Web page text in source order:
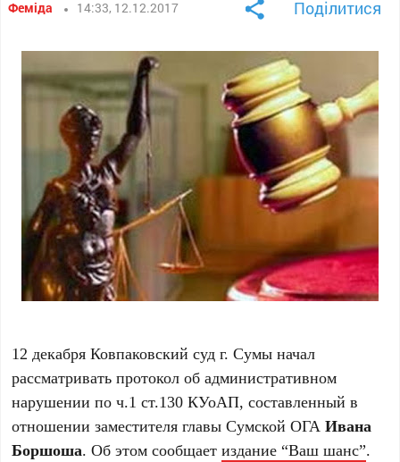
Феміда 14:33, 12.12.2017 Поділитися
12 декабря Ковпаковский суд г. Сумы начал
рассматривать протокол об административном
нарушении по ч.1 ст.130 КУоАП, составленный в
отношении заместителя главы Сумской ОГАИвана
Боршоша. Об этом сообщаетиздание “Ваш шанс”.